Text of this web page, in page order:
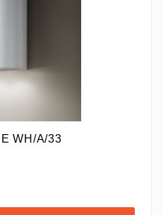
WH/A/33